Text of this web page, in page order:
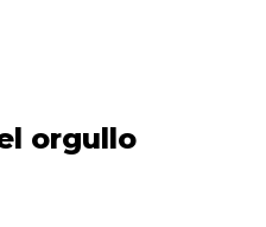
orgullo